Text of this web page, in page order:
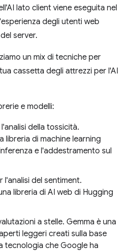
lato client viene eseguita nel
degli utenti web
server.
un mix di tecniche per
cassetta degli attrezzi per l'AI
e modelli:
della tossicità.
libreria di machine learning
e l'addestramento sul
l'analisi del sentiment.
libreria di AI web di Hugging
a stelle. Gemma è una
leggeri creati sulla base
tecnologia che Google ha